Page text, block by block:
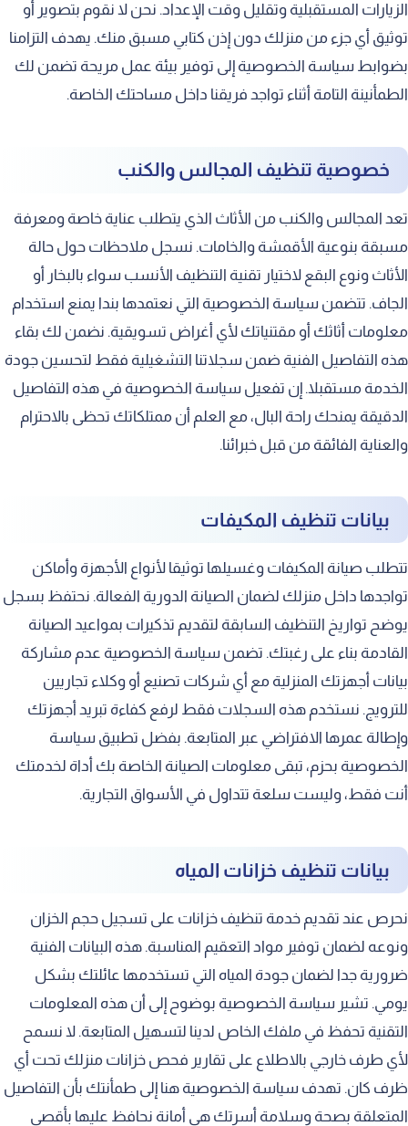
الزيارات المستقبلية وتقليل وقت الإعداد. نحن لا نقوم بتصوير أو
توثيق أي جزء من منزلك دون إذن كتابي مسبق منك. يهدف التزامنا
بضوابط سياسة الخصوصية إلى توفير بيئة عمل مريحة تضمن لك
الطمأنينة التامة أثناء تواجد فريقنا داخل مساحتك الخاصة.
خصوصية تنظيف المجالس والكنب
تعد المجالس والكنب من الأثاث الذي يتطلب عناية خاصة ومعرفة
مسبقة بنوعية الأقمشة والخامات. نسجل ملاحظات حول حالة
الأثاث ونوع البقع لاختيار تقنية التنظيف الأنسب سواء بالبخار أو
الجاف. تتضمن سياسة الخصوصية التي نعتمدها بندا يمنع استخدام
معلومات أثاثك أو مقتنياتك لأي أغراض تسويقية. نضمن لك بقاء
هذه التفاصيل الفنية ضمن سجلاتنا التشغيلية فقط لتحسين جودة
الخدمة مستقبلا. إن تفعيل سياسة الخصوصية في هذه التفاصيل
الدقيقة يمنحك راحة البال، مع العلم أن ممتلكاتك تحظى بالاحترام
والعناية الفائقة من قبل خبرائنا.
بيانات تنظيف المكيفات
تتطلب صيانة المكيفات وغسيلها توثيقا لأنواع الأجهزة وأماكن
تواجدها داخل منزلك لضمان الصيانة الدورية الفعالة. نحتفظ بسجل
يوضح تواريخ التنظيف السابقة لتقديم تذكيرات بمواعيد الصيانة
القادمة بناء على رغبتك. تضمن سياسة الخصوصية عدم مشاركة
بيانات أجهزتك المنزلية مع أي شركات تصنيع أو وكلاء تجاريين
للترويج. نستخدم هذه السجلات فقط لرفع كفاءة تبريد أجهزتك
وإطالة عمرها الافتراضي عبر المتابعة. بفضل تطبيق سياسة
الخصوصية بحزم، تبقى معلومات الصيانة الخاصة بك أداة لخدمتك
أنت فقط، وليست سلعة تتداول في الأسواق التجارية.
بيانات تنظيف خزانات المياه
نحرص عند تقديم خدمة تنظيف خزانات على تسجيل حجم الخزان
ونوعه لضمان توفير مواد التعقيم المناسبة. هذه البيانات الفنية
ضرورية جدا لضمان جودة المياه التي تستخدمها عائلتك بشكل
يومي. تشير سياسة الخصوصية بوضوح إلى أن هذه المعلومات
التقنية تحفظ في ملفك الخاص لدينا لتسهيل المتابعة. لا نسمح
لأي طرف خارجي بالاطلاع على تقارير فحص خزانات منزلك تحت أي
ظرف كان. تهدف سياسة الخصوصية هنا إلى طمأنتك بأن التفاصيل
المتعلقة بصحة وسلامة أسرتك هي أمانة نحافظ عليها بأقصى